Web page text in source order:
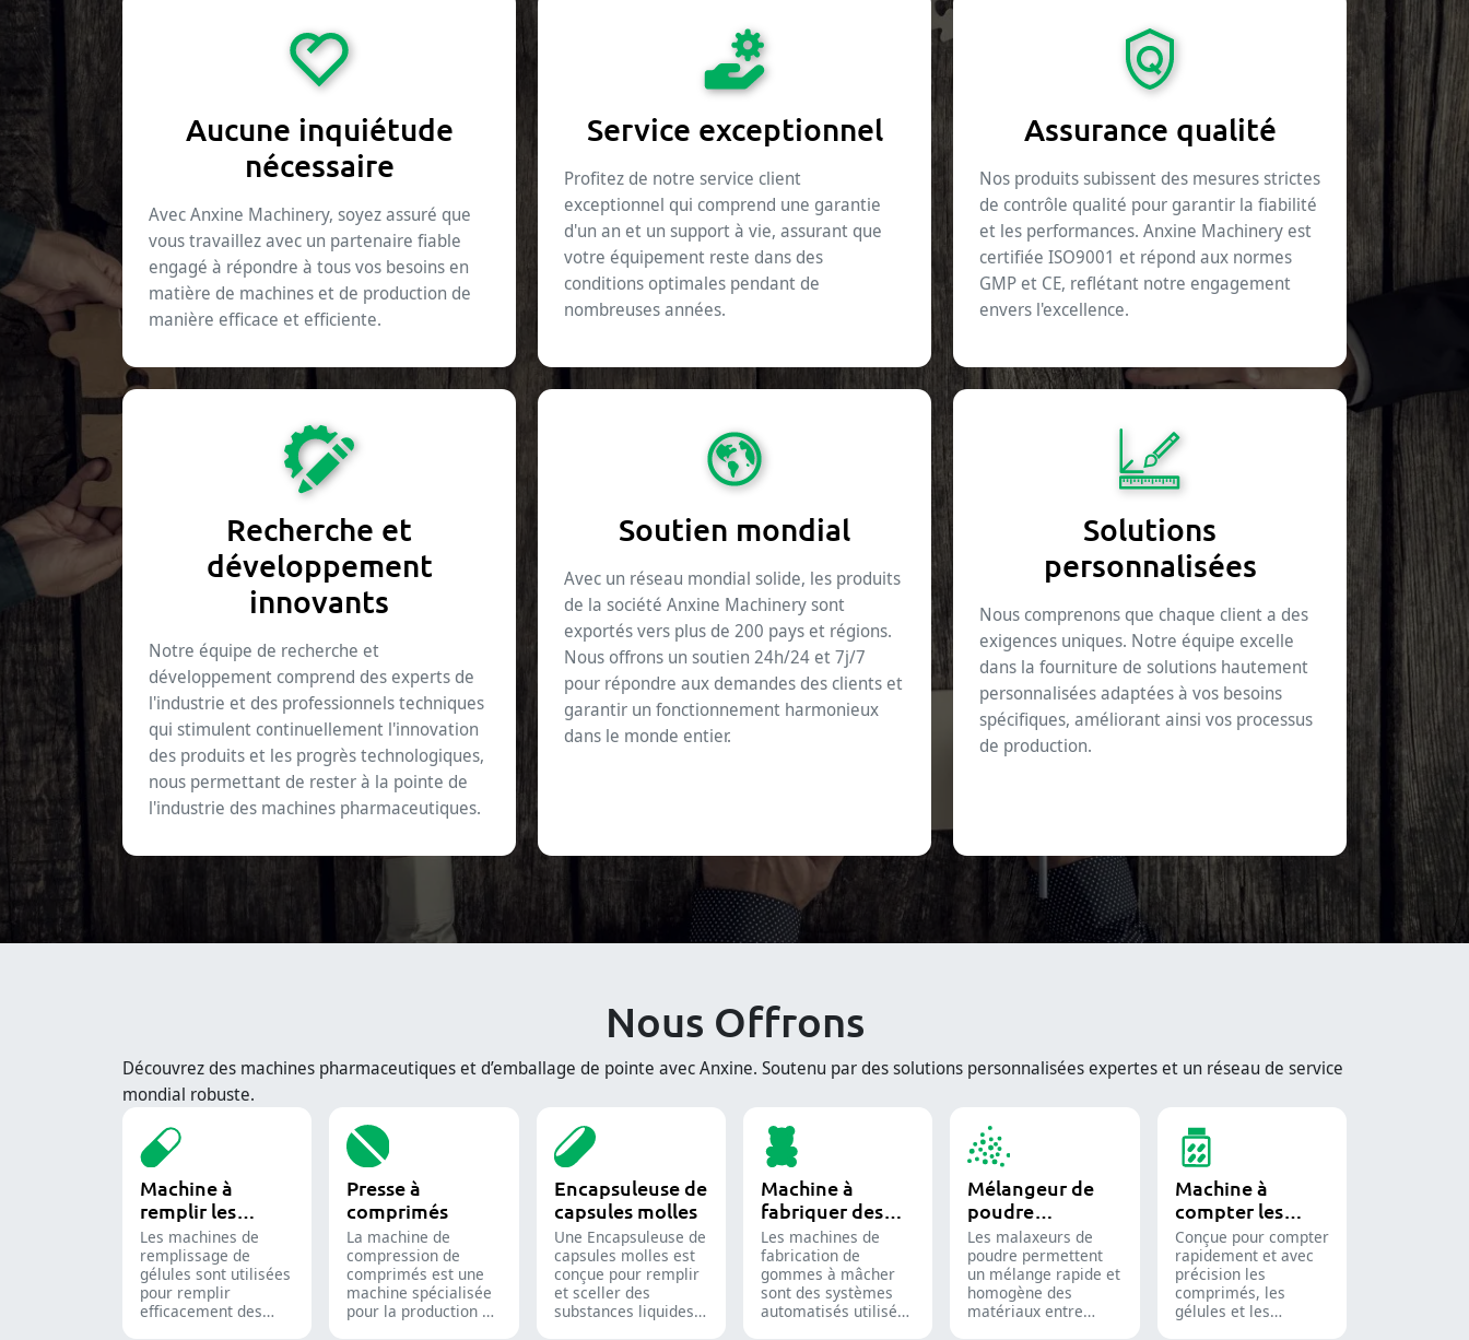
Aucune inquiétude
nécessaire
Avec Anxine Machinery, soyez assuré que
vous travaillez avec un partenaire fiable
engagé à répondre à tous vos besoins en
matière de machines et de production de
manière efficace et efficiente.
Service exceptionnel
Profitez de notre service client
exceptionnel qui comprend une garantie
d'un an et un support à vie, assurant que
votre équipement reste dans des
conditions optimales pendant de
nombreuses années.
Assurance qualité
Nos produits subissent des mesures strictes
de contrôle qualité pour garantir la fiabilité
et les performances. Anxine Machinery est
certifiée ISO9001 et répond aux normes
GMP et CE, reflétant notre engagement
envers l'excellence.
Recherche et
développement
innovants
Notre équipe de recherche et
développement comprend des experts de
l'industrie et des professionnels techniques
qui stimulent continuellement l'innovation
des produits et les progrès technologiques,
nous permettant de rester à la pointe de
l'industrie des machines pharmaceutiques.
Soutien mondial
Avec un réseau mondial solide, les produits
de la société Anxine Machinery sont
exportés vers plus de 200 pays et régions.
Nous offrons un soutien 24h/24 et 7j/7
pour répondre aux demandes des clients et
garantir un fonctionnement harmonieux
dans le monde entier.
Solutions
personnalisées
Nous comprenons que chaque client a des
exigences uniques. Notre équipe excelle
dans la fourniture de solutions hautement
personnalisées adaptées à vos besoins
spécifiques, améliorant ainsi vos processus
de production.
Nous Offrons
Découvrez des machines pharmaceutiques et d’emballage de pointe avec Anxine. Soutenu par des solutions personnalisées expertes et un réseau de service
mondial robuste.
Machine à
remplir les
capsules
Les machines de
remplissage de
gélules sont utilisées
pour remplir
efficacement des
Presse à
comprimés
La machine de
compression de
comprimés est une
machine spécialisée
pour la production de
Encapsuleuse de
capsules molles
Une Encapsuleuse de
capsules molles est
conçue pour remplir
et sceller des
substances liquides
Machine à
fabriquer des
bonbons gélifiés
Les machines de
fabrication de
gommes à mâcher
sont des systèmes
automatisés utilisés
Mélangeur de
poudre
industriel
Les malaxeurs de
poudre permettent
un mélange rapide et
homogène des
matériaux entre
Machine à
compter les
comprimés
Conçue pour compter
rapidement et avec
précision les
comprimés, les
gélules et les